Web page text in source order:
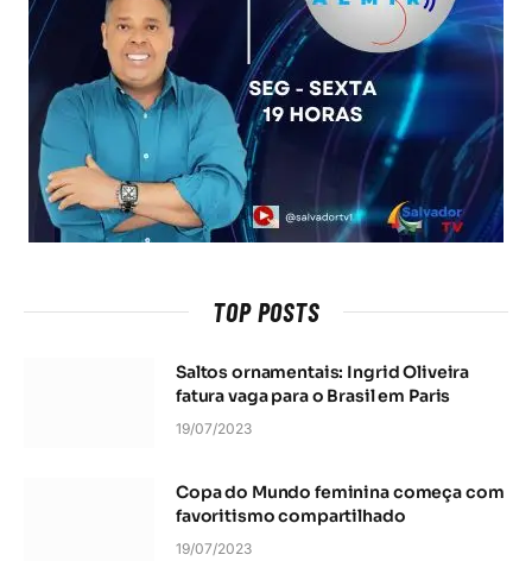
TOP POSTS
Saltos ornamentais: Ingrid Oliveira
fatura vaga para o Brasil em Paris
19/07/2023
Copa do Mundo feminina começa com
favoritismo compartilhado
19/07/2023